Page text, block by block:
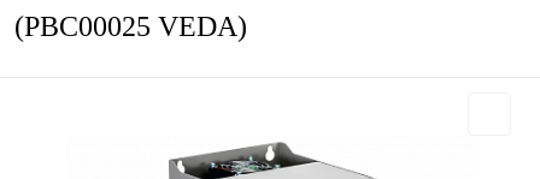
(PBC00025 VEDA)